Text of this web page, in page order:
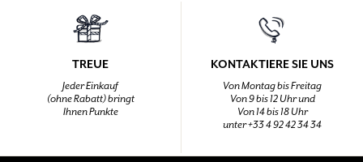
TREUE
Jeder Einkauf
(ohne Rabatt) bringt
Ihnen Punkte
KONTAKTIERE SIE UNS
Von Montag bis Freitag
Von 9 bis 12 Uhr und
Von 14 bis 18 Uhr
unter +33 4 92 42 34 34